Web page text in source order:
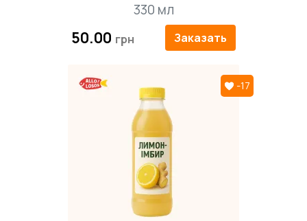
330 мл
50.00 Заказать
-17